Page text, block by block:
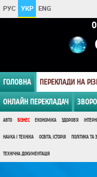
РУС УКР ENG
ГОЛОВНА ПЕРЕКЛАДИ НА
ОНЛАЙН ПЕРЕКЛАДАЧ
АВТО БІЗНЕС ЕКОНОМІКА ЗДОРОВ'Я
НАУКА І ТЕХНІКА ОСВІТА, ІСТОРІЯ ПОЛІТИКА ТА
ТЕХНІЧНА ДОКУМЕНТАЦІЯ